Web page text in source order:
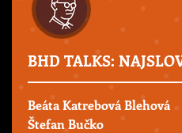
BHD TALKS:
Beáta Katrebová Blehová
Štefan Bučko